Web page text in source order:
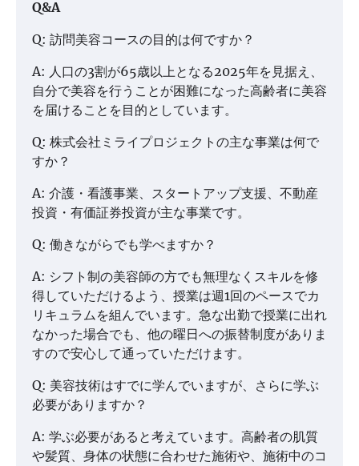
Q&A
Q: 訪問美容コースの目的は何ですか？
A: 人口の3割が65歳以上となる2025年を見据え、
自分で美容を行うことが困難になった高齢者に美容
を届けることを目的としています。
Q: 株式会社ミライプロジェクトの主な事業は何で
すか？
A: 介護・看護事業、スタートアップ支援、不動産
投資・有価証券投資が主な事業です。
Q: 働きながらでも学べますか？
A: シフト制の美容師の方でも無理なくスキルを修
得していただけるよう、授業は週1回のペースでカ
リキュラムを組んでいます。急な出勤で授業に出れ
なかった場合でも、他の曜日への振替制度がありま
すので安心して通っていただけます。
Q: 美容技術はすでに学んでいますが、さらに学ぶ
必要がありますか？
A: 学ぶ必要があると考えています。高齢者の肌質
や髪質、身体の状態に合わせた施術や、施術中のコ